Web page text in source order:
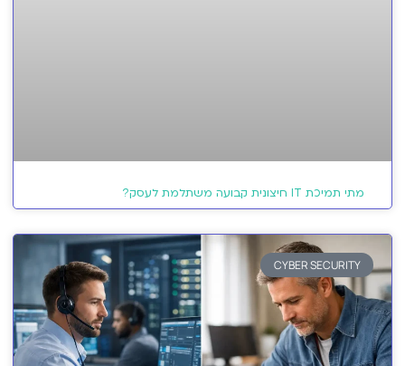
מתי תמיכת IT חיצונית קבועה משתלמת לעסק?
CYBER SECURITY